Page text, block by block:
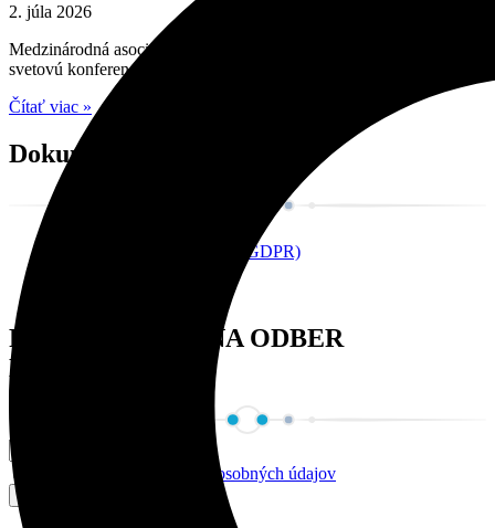
2. júla 2026
Medzinárodná asociácia planetárií (IPS) organizuje každý druhý rok
svetovú konferenciu
Čítať viac »
Dokumenty
Ochrana osobných údajov (GDPR)
PRIHLÁSTE SA NA ODBER
NOVINIEK!
spracovaním osobných údajov